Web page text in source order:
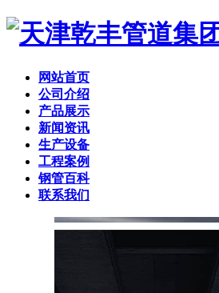
网站首页
公司介绍
产品展示
新闻资讯
生产设备
工程案例
钢管百科
联系我们